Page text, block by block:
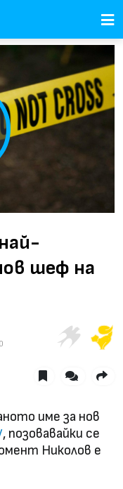
шеф на
0
име за нов
, позовавайки се
Николов е